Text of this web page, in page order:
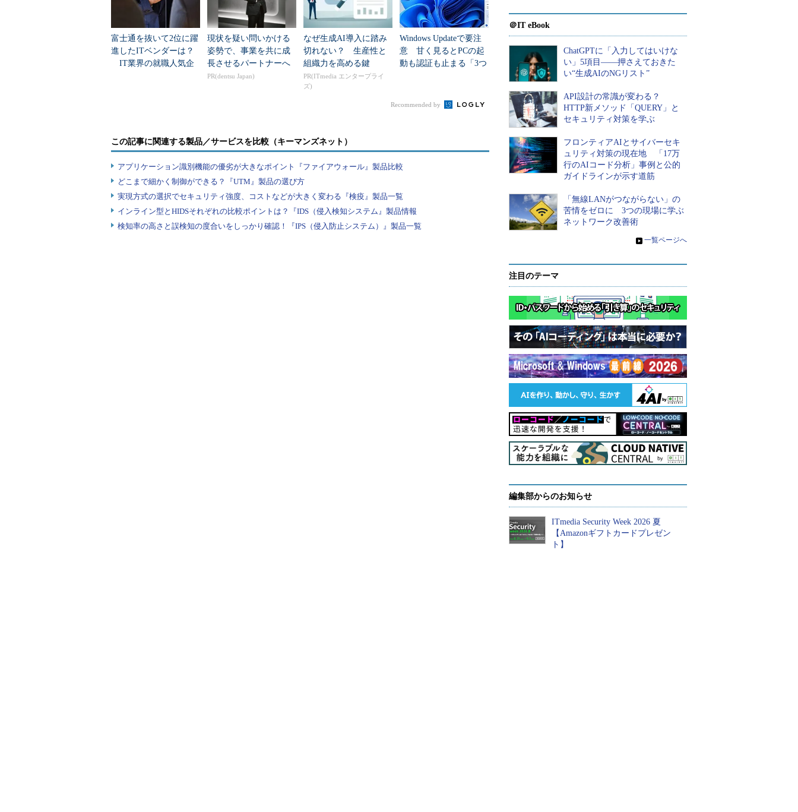
VAWTRAKの攻撃スクリプトは「きれいなコード」
「VAWTRAK観察日誌」と題するセッションでは、セキュアブレインのニシダマサタ
氏が、2014年5月以降に国内で猛威を振るったオンラインバンキングマルウェア
だ。国内の大手銀行のオンラインバンキングサービスに始まり、地方銀行やクレジット
カード会社、さらにはオンラインショッピングサイトへとターゲットを広げてきた。既
に2万台以上のPCが感染したとも言われている。
ニシダ氏によるとVAWTRAKはやや複雑なアーキ
富士通を抜いて2位に躍
進したITベンダーは？
IT業界の就職人気企
現状を疑い問いかける
姿勢で、事業を共に成
長させるパートナーへ
PR(dentsu Japan)
なぜ生成AI導入に踏み
切れない？ 生産性と
組織力を高める鍵
PR(ITmedia エンタープライ
ズ)
Windows Updateで要注
意 甘く見るとPCの起
動も認証も止まる「3つ
Recommended by
この記事に関連する製品／サービスを比較（キーマンズネット）
アプリケーション識別機能の優劣が大きなポイント『ファイアウォール』製品比較
どこまで細かく制御ができる？『UTM』製品の選び方
実現方式の選択でセキュリティ強度、コストなどが大きく変わる『検疫』製品一覧
インライン型とHIDSそれぞれの比較ポイントは？『IDS（侵入検知システム』製品情報
検知率の高さと誤検知の度合いをしっかり確認！『IPS（侵入防止システム）』製品一覧
＠IT eBook
ChatGPTに「入力してはいけな
い」5項目――押さえておきた
い“生成AIのNGリスト”
API設計の常識が変わる？
HTTP新メソッド「QUERY」と
セキュリティ対策を学ぶ
フロンティアAIとサイバーセキ
ュリティ対策の現在地 「17万
行のAIコード分析」事例と公的
ガイドラインが示す道筋
「無線LANがつながらない」の
苦情をゼロに 3つの現場に学ぶ
ネットワーク改善術
» 一覧ページへ
注目のテーマ
編集部からのお知らせ
ITmedia Security Week 2026 夏
【Amazonギフトカードプレゼン
ト】